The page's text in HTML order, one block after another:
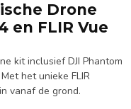
Drone
en FLIR Vue
kit inclusief DJI Phantom
het unieke FLIR
vanaf de grond.